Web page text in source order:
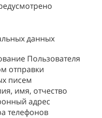
данных
Пользователя
отправки
писем
имя, отчество
адрес
телефонов